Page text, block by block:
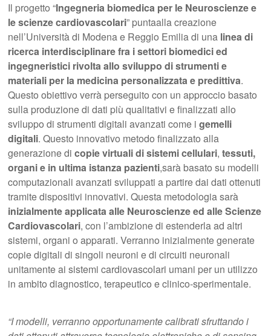
Il progetto “Ingegneria biomedica per le Neuroscienze e
le scienze cardiovascolari” puntaalla creazione
nell’Università di Modena e Reggio Emilia di una linea di
ricerca interdisciplinare fra i settori biomedici ed
ingegneristici rivolta allo sviluppo di strumenti e
materiali per la medicina personalizzata e predittiva.
Questo obiettivo verrà perseguito con un approccio basato
sulla produzione di dati più qualitativi e finalizzati allo
sviluppo di strumenti digitali avanzati come igemelli
digitali. Questo innovativo metodo finalizzato alla
generazione dicopie virtuali di sistemi cellulari,tessuti,
organi e in ultima istanza pazienti,sarà basato su modelli
computazionali avanzati sviluppati a partire dai dati ottenuti
tramite dispositivi innovativi. Questa metodologia sarà
inizialmente applicata alle Neuroscienze ed alle Scienze
Cardiovascolari, con l’ambizione di estenderla ad altri
sistemi, organi o apparati. Verranno inizialmente generate
copie digitali di singoli neuroni e di circuiti neuronali
unitamente ai sistemi cardiovascolari umani per un utilizzo
in ambito diagnostico, terapeutico e clinico-sperimentale.
“I modelli, verranno opportunamente calibrati sfruttando i